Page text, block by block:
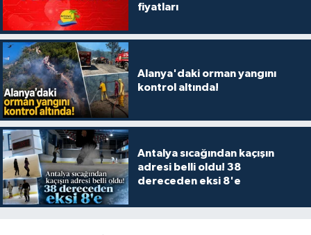
fiyatları
Alanya'daki orman yangını
kontrol altında!
Antalya sıcağından kaçışın
adresi belli oldu! 38
dereceden eksi 8'e